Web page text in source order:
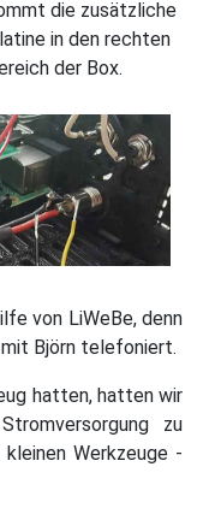
die zusätzliche
in den rechten
der Box.
von LiWeBe, denn
Björn telefoniert.
hatten, hatten wir
zu
Werkzeuge -